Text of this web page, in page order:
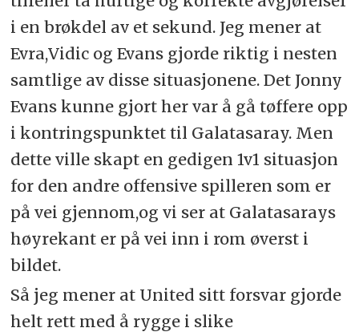
i en brøkdel av et sekund. Jeg mener at
Evra,Vidic og Evans gjorde riktig i nesten
samtlige av disse situasjonene. Det Jonny
Evans kunne gjort her var å gå tøffere opp
i kontringspunktet til Galatasaray. Men
dette ville skapt en gedigen 1v1 situasjon
for den andre offensive spilleren som er
på vei gjennom,og vi ser at Galatasarays
høyrekant er på vei inn i rom øverst i
bildet.
Så jeg mener at United sitt forsvar gjorde
helt rett med å rygge i slike